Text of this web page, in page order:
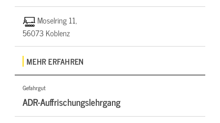
Moselring 11,
56073 Koblenz
MEHR ERFAHREN
Gefahrgut
ADR-Auffrischungslehrgang